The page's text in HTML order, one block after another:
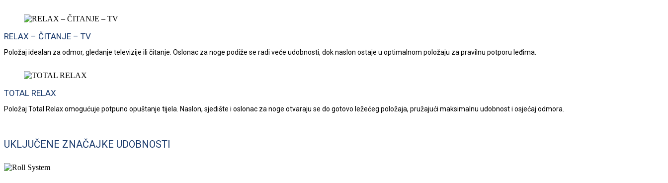
RELAX – ČITANJE – TV
Položaj idealan za odmor, gledanje televizije ili čitanje. Oslonac za noge podiže se radi veće udobnosti, dok naslon ostaje u optimalnom položaju za pravilnu potporu leđima.
TOTAL RELAX
Položaj Total Relax omogućuje potpuno opuštanje tijela. Naslon, sjedište i oslonac za noge otvaraju se do gotovo ležećeg položaja, pružajući maksimalnu udobnost i osjećaj odmora.
UKLJUČENE ZNAČAJKE UDOBNOSTI